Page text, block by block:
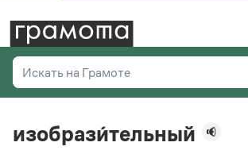
Искать на Грамоте
Справочная служба
изобрази́тельный